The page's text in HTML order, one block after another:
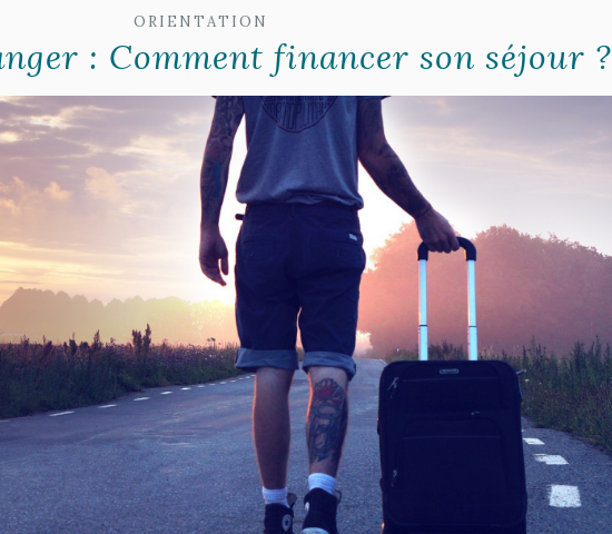
ORIENTATION
: Comment financer son séjour ?